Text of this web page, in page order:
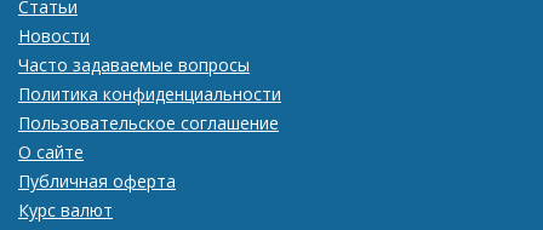
Статьи
Новости
Часто задаваемые вопросы
Политика конфиденциальности
Пользовательское соглашение
О сайте
Публичная оферта
Курс валют